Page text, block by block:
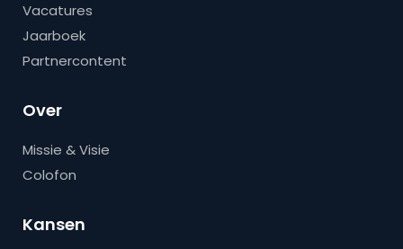
Vacatures
Jaarboek
Partnercontent
Over
Missie & Visie
Colofon
Kansen